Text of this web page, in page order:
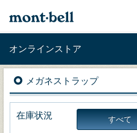
オンラインストア
メガネストラップ
在庫状況 すべて